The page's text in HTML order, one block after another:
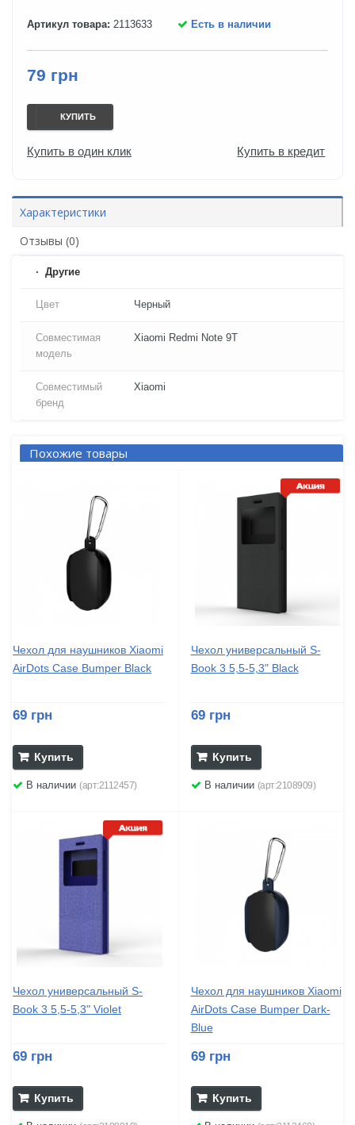
Артикул товара: 2113633 Есть в наличии
79 грн
КУПИТЬ
Купить в один клик Купить в кредит
Характеристики
Отзывы (0)
Другие
Цвет Черный
Совместимая
модель
Xiaomi Redmi Note 9T
Совместимый
бренд
Xiaomi
Похожие товары
Чехол для наушников Xiaomi
AirDots Case Bumper Black
69 грн
Купить
В наличии (арт:2112457)
Чехол универсальный S-
Book 3 5,5-5,3" Black
69 грн
Купить
В наличии (арт:2108909)
Чехол универсальный S-
Book 3 5,5-5,3" Violet
69 грн
Купить
Чехол для наушников Xiaomi
AirDots Case Bumper Dark-
Blue
69 грн
Купить